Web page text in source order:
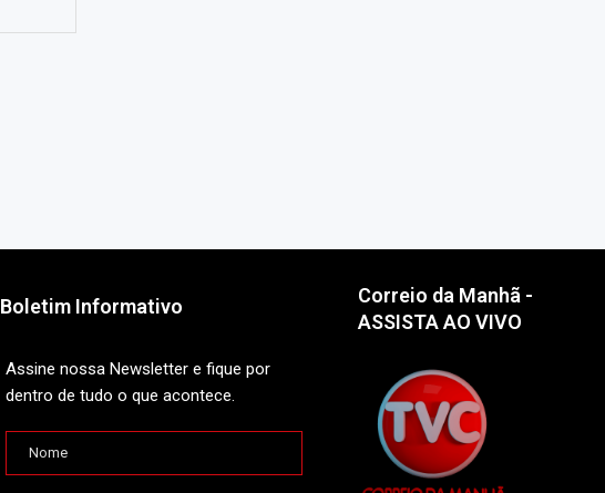
Boletim Informativo
Assine nossa Newsletter e fique por
dentro de tudo o que acontece.
Correio da Manhã -
ASSISTA AO VIVO